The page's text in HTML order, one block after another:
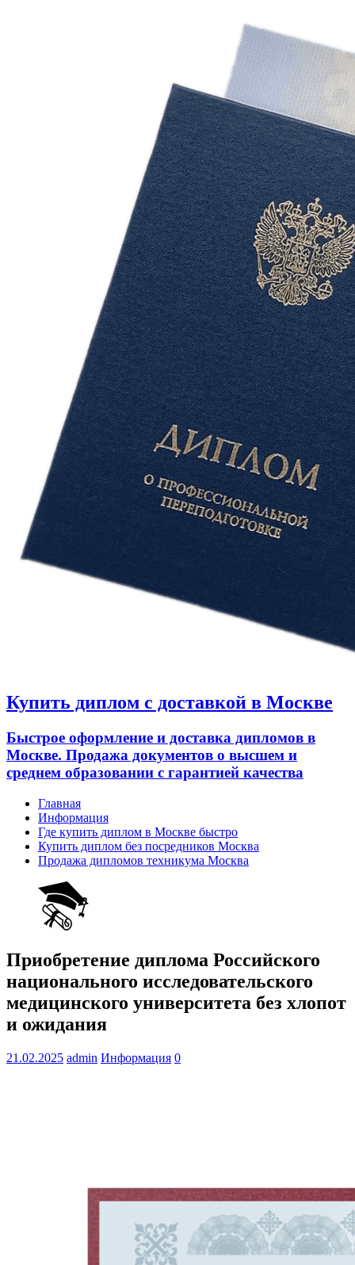
Купить диплом с доставкой в Москве
Быстрое оформление и доставка дипломов в
Москве. Продажа документов о высшем и
среднем образовании с гарантией качества
Главная
Информация
Где купить диплом в Москве быстро
Купить диплом без посредников Москва
Продажа дипломов техникума Москва
Приобретение диплома Российского
национального исследовательского
медицинского университета без хлопот
и ожидания
21.02.2025 admin Информация 0